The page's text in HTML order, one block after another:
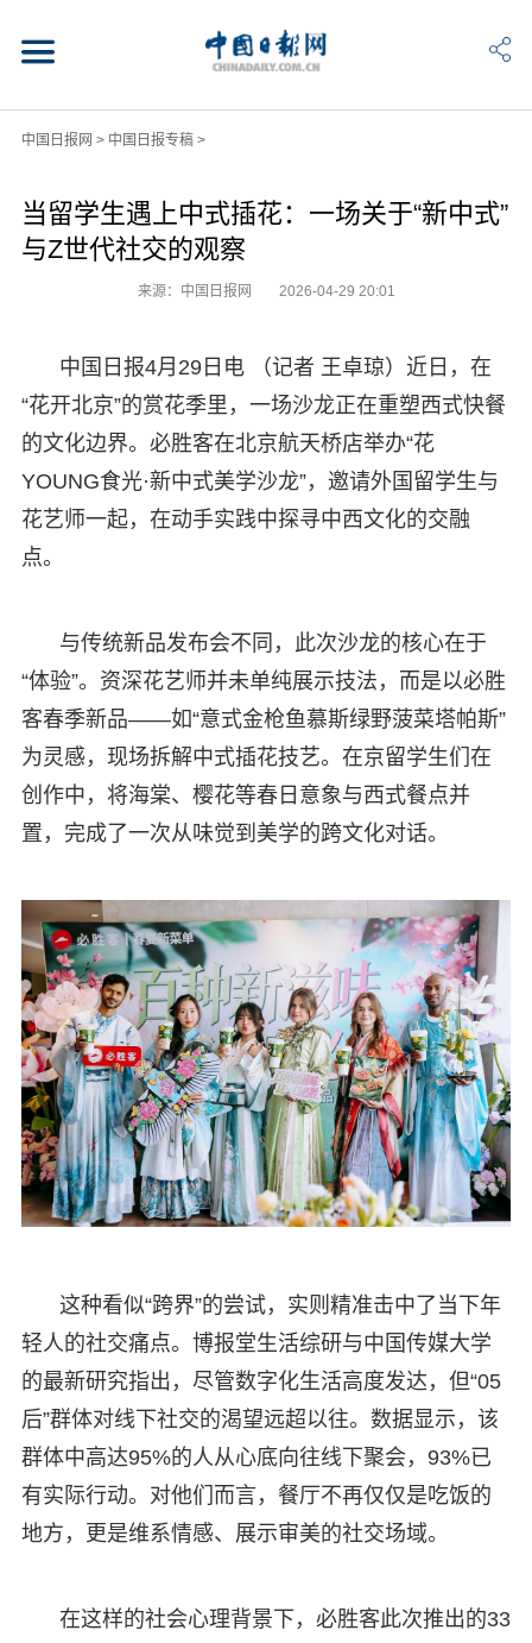
中国日报网 > 中国日报专稿>
当留学生遇上中式插花：一场关于“新中式”
与Z世代社交的观察
来源：中国日报网 2026-04-29 20:01
中国日报4月29日电 （记者 王卓琼）近日，在
“花开北京”的赏花季里，一场沙龙正在重塑西式快餐
的文化边界。必胜客在北京航天桥店举办“花
YOUNG食光·新中式美学沙龙”，邀请外国留学生与
花艺师一起，在动手实践中探寻中西文化的交融
点。
与传统新品发布会不同，此次沙龙的核心在于
“体验”。资深花艺师并未单纯展示技法，而是以必胜
客春季新品——如“意式金枪鱼慕斯绿野菠菜塔帕斯”
为灵感，现场拆解中式插花技艺。在京留学生们在
创作中，将海棠、樱花等春日意象与西式餐点并
置，完成了一次从味觉到美学的跨文化对话。
这种看似“跨界”的尝试，实则精准击中了当下年
轻人的社交痛点。博报堂生活综研与中国传媒大学
的最新研究指出，尽管数字化生活高度发达，但“05
后”群体对线下社交的渴望远超以往。数据显示，该
群体中高达95%的人从心底向往线下聚会，93%已
有实际行动。对他们而言，餐厅不再仅仅是吃饭的
地方，更是维系情感、展示审美的社交场域。
在这样的社会心理背景下，必胜客此次推出的33